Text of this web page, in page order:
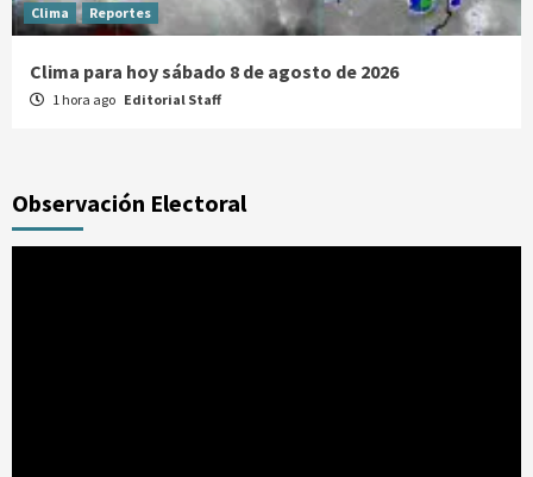
Clima Reportes
Clima para hoy sábado 8 de agosto de 2026
1 hora ago Editorial Staff
Observación Electoral